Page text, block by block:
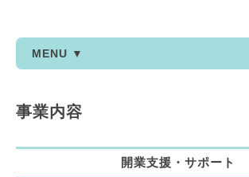
MENU ▼
事業内容
開業支援・サポート